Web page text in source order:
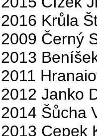
2016 Krůla
2009 Černý
2013
2011
2012 Janko
2014 Šůcha
2013 Cepek